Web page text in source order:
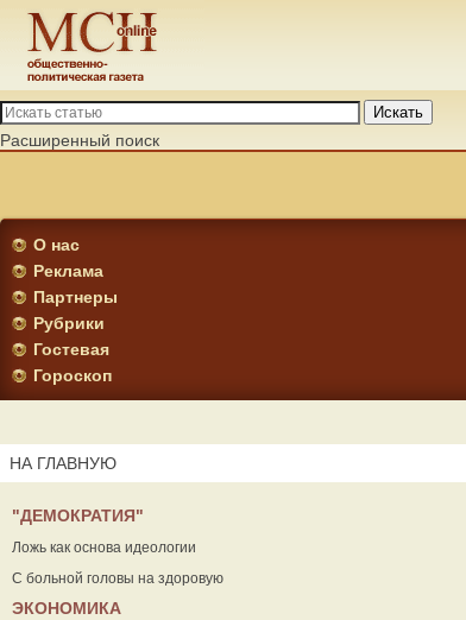
Искать
Расширенный поиск
О нас
Реклама
Партнеры
Рубрики
Гостевая
Гороскоп
НА ГЛАВНУЮ
"ДЕМОКРАТИЯ"
Ложь как основа идеологии
С больной головы на здоровую
ЭКОНОМИКА